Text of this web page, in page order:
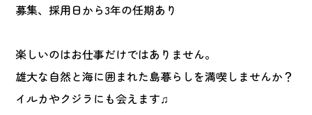
募集、採用日から3年の任期あり
楽しいのはお仕事だけではありません。
雄大な自然と海に囲まれた島暮らしを満喫しませんか？
イルカやクジラにも会えます♫